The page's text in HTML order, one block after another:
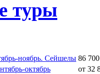
туры
ноябрь. Сейшелы 86
октябрь
от 32